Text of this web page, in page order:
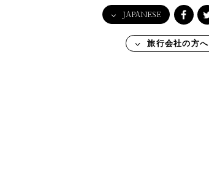
JAPANESE
English
日本語
旅行会社の方へ